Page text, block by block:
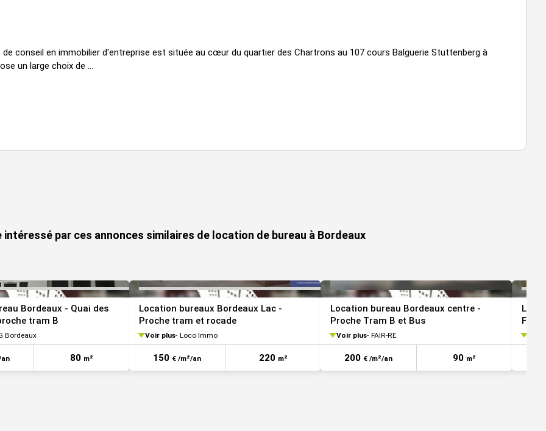
sont disponibles sur le site Géorisques :
de conseil en immobilier d'entreprise est située au cœur du quartier des Chartrons au 107 cours Balguerie Stuttenberg à
un large choix de ...
par ces annonces similaires de location de bureau à Bordeaux
Bordeaux - Quai des
tram B
Bordeaux
an 80 m²
Location bureaux Bordeaux Lac -
Proche tram et rocade
Voir plus Loco Immo
150 € /m²/an 220 m²
Location bureau Bordeaux centre -
Proche Tram B et Bus
Voir plus FAIR-RE
200 € /m²/an 90 m²
Flot